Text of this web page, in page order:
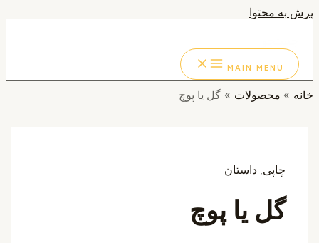
پرش به محتوا
MAIN MENU
خانه محصولات گل یا پوچ
چاپی,داستان
گل یا پوچ